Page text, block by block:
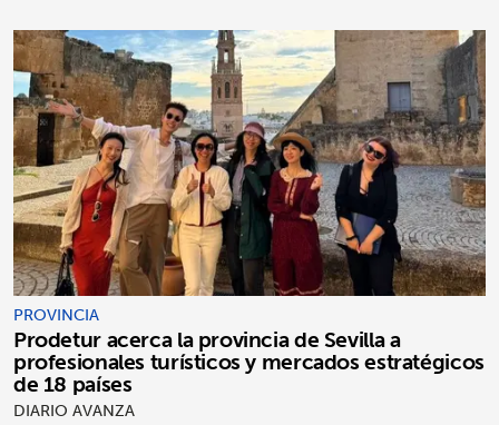
PROVINCIA
Prodetur acerca la provincia de Sevilla a
profesionales turísticos y mercados estratégicos
de 18 países
DIARIO AVANZA